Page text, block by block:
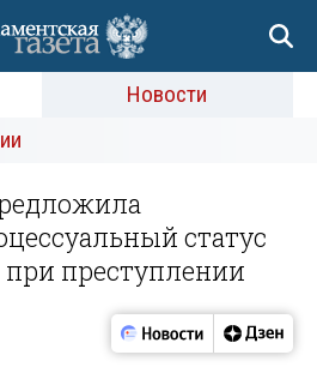
Новости
статус
преступлении